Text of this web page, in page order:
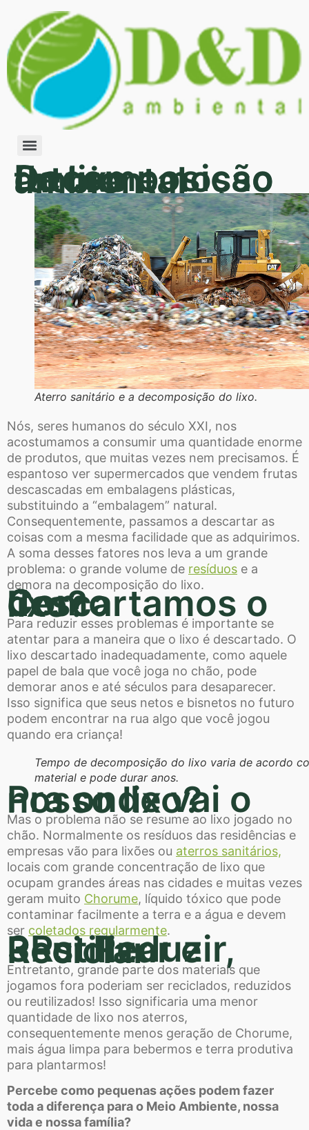
Decomposição do lixo e nosso futuro ambiental
Aterro sanitário e a decomposição do lixo.
Nós, seres humanos do século XXI, nos
acostumamos a consumir uma quantidade enorme
de produtos, que muitas vezes nem precisamos. É
espantoso ver supermercados que vendem frutas
descascadas em embalagens plásticas,
substituindo a “embalagem” natural.
Consequentemente, passamos a descartar as
coisas com a mesma facilidade que as adquirimos.
A soma desses fatores nos leva a um grande
problema: o grande volume de resíduos e a
demora na decomposição do lixo.
Como descartamos o lixo?
Para reduzir esses problemas é importante se
atentar para a maneira que o lixo é descartado. O
lixo descartado inadequadamente, como aquele
papel de bala que você joga no chão, pode
demorar anos e até séculos para desaparecer.
Isso significa que seus netos e bisnetos no futuro
podem encontrar na rua algo que você jogou
quando era criança!
Tempo de decomposição do lixo varia de acordo
material e pode durar anos.
Pra onde vai o nosso lixo?
Mas o problema não se resume ao lixo jogado no
chão. Normalmente os resíduos das residências e
empresas vão para lixões ou aterros sanitários,
locais com grande concentração de lixo que
ocupam grandes áreas nas cidades e muitas vezes
geram muito Chorume, líquido tóxico que pode
contaminar facilmente a terra e a água e devem
ser coletados regularmente.
3Rs: Reduzir, Reutilizar e Reciclar
Entretanto, grande parte dos materiais que
jogamos fora poderiam ser reciclados, reduzidos
ou reutilizados! Isso significaria uma menor
quantidade de lixo nos aterros,
consequentemente menos geração de Chorume,
mais água limpa para bebermos e terra produtiva
para plantarmos!
Percebe como pequenas ações podem fazer
toda a diferença para o Meio Ambiente, nossa
vida e nossa família?